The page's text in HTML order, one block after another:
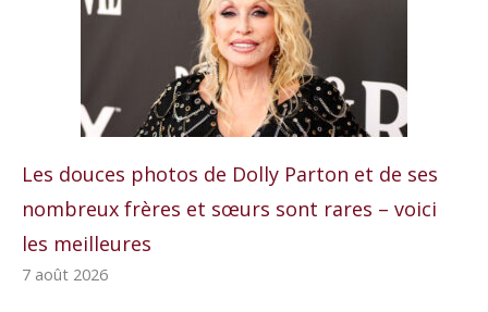
Les douces photos de Dolly Parton et de ses
nombreux frères et sœurs sont rares – voici
les meilleures
7 août 2026